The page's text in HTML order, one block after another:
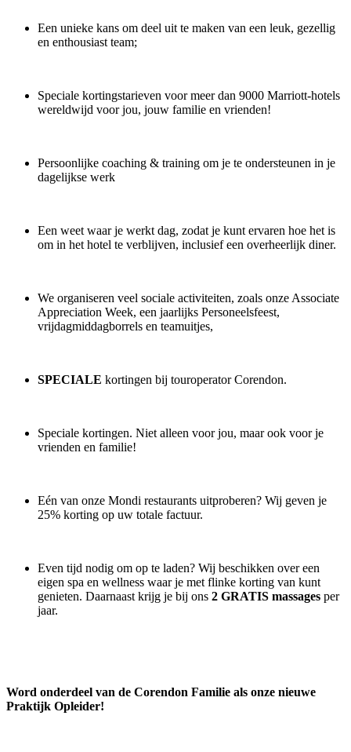
Een unieke kans om deel uit te maken van een leuk, gezellig
en enthousiast team;
Speciale kortingstarieven voor meer dan 9000 Marriott-hotels
wereldwijd voor jou, jouw familie en vrienden!
Persoonlijke coaching & training om je te ondersteunen in je
dagelijkse werk
Een weet waar je werkt dag, zodat je kunt ervaren hoe het is
om in het hotel te verblijven, inclusief een overheerlijk diner.
We organiseren veel sociale activiteiten, zoals onze Associate
Appreciation Week, een jaarlijks Personeelsfeest,
vrijdagmiddagborrels en teamuitjes,
SPECIALE kortingen bij touroperator Corendon.
Speciale kortingen. Niet alleen voor jou, maar ook voor je
vrienden en familie!
Eén van onze Mondi restaurants uitproberen? Wij geven je
25% korting op uw totale factuur.
Even tijd nodig om op te laden? Wij beschikken over een
eigen spa en wellness waar je met flinke korting van kunt
genieten. Daarnaast krijg je bij ons 2 GRATIS massages per
jaar.
Word onderdeel van de Corendon Familie als onze nieuwe
Praktijk Opleider!